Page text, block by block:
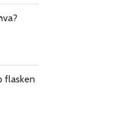
flasken